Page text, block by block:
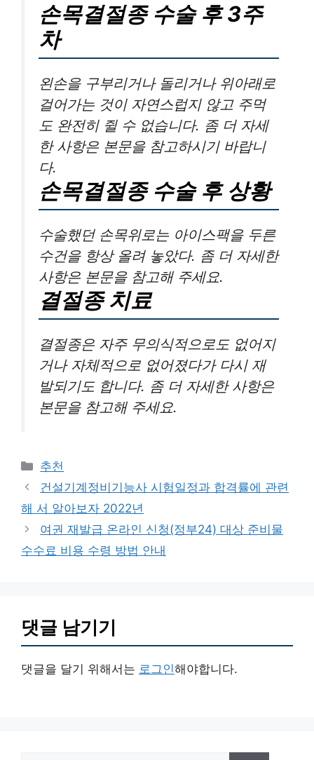
손목결절종 수술 후 3주
차
왼손을 구부리거나 돌리거나 위아래로
걸어가는 것이 자연스럽지 않고 주먹
도 완전히 쥘 수 없습니다. 좀 더 자세
한 사항은 본문을 참고하시기 바랍니
다.
손목결절종 수술 후 상황
수술했던 손목위로는 아이스팩을 두른
수건을 항상 올려 놓았다. 좀 더 자세한
사항은 본문을 참고해 주세요.
결절종 치료
결절종은 자주 무의식적으로도 없어지
거나 자체적으로 없어졌다가 다시 재
발되기도 합니다. 좀 더 자세한 사항은
본문을 참고해 주세요.
카
테
리
추천
건설기계정비기능사 시험일정과 합격률에 관련
해 서 알아보자 2022년
여권 재발급 온라인 신청(정부24) 대상 준비물
수수료 비용 수령 방법 안내
댓글 남기기
댓글을 달기 위해서는 로그인해야합니다.